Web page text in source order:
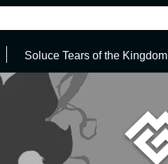
Soluce Tears of the Kingdom